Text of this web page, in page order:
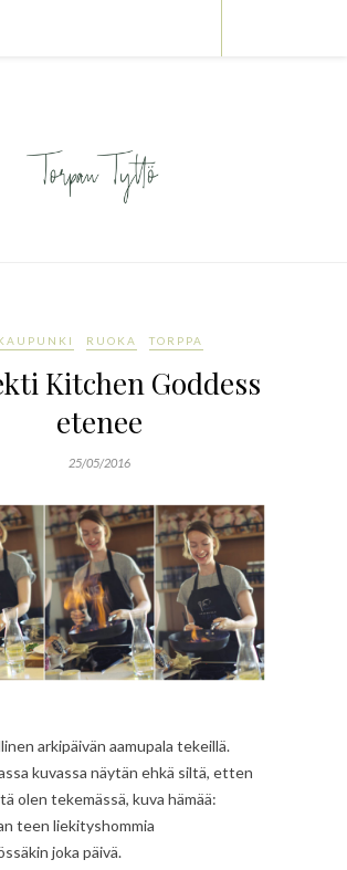
RUOKA TORPPA
Kitchen Goddess
etenee
25/05/2016
arkipäivän aamupala tekeillä.
kuvassa näytän ehkä siltä, etten
olen tekemässä, kuva hämää:
teen liekityshommia
joka päivä.